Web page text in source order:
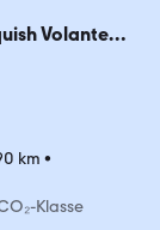
Volante
km •
Klasse